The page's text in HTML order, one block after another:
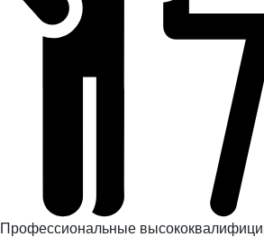
Профессиональные